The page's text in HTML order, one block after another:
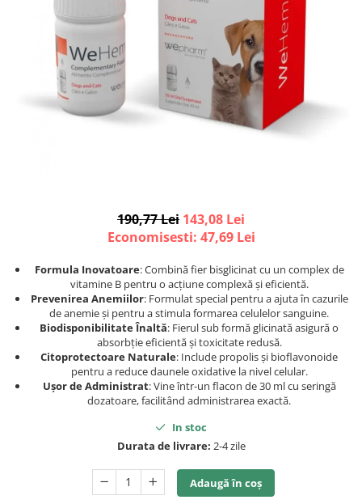
Afecțiuni neurologice
Afecțiuni oftalmice
Afecțiuni oncologice
Afecțiuni otice
Afecțiuni renale și urinare
Hrană uscată
Recompense și snack-uri
Igienă orală
Șampoane și balsamuri
Afecțiuni neurologice
Afecțiuni oftalmice
Afecțiuni oncologice
Afecțiuni otice
Afecțiuni respiratorii
Hrană uscată
Așternut Tofu / Nisip
Igienă orală
Șampoane și balsamuri
190,77 Lei 143,08 Lei
Economisesti: 47,69 Lei
Formula Inovatoare: Combină fier bisglicinat cu un complex de
vitamine B pentru o acțiune complexă și eficientă.
Prevenirea Anemiilor: Formulat special pentru a ajuta în cazurile
de anemie și pentru a stimula formarea celulelor sanguine.
Biodisponibilitate Înaltă: Fierul sub formă glicinată asigură o
absorbție eficientă și toxicitate redusă.
Citoprotectoare Naturale: Include propolis și bioflavonoide
pentru a reduce daunele oxidative la nivel celular.
Ușor de Administrat: Vine într-un flacon de 30 ml cu seringă
dozatoare, facilitând administrarea exactă.
In stoc
Durata de livrare: 2-4 zile
Adaugă în coș